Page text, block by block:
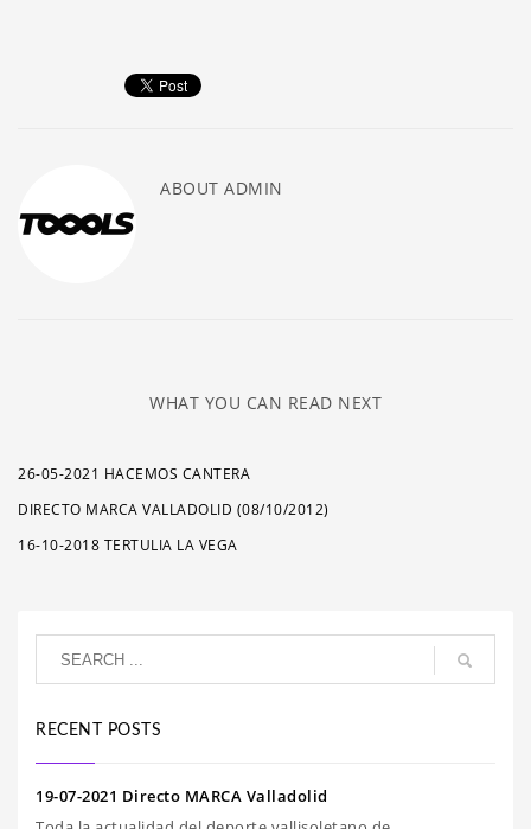
ABOUT ADMIN
WHAT YOU CAN READ NEXT
26-05-2021 HACEMOS CANTERA
DIRECTO MARCA VALLADOLID (08/10/2012)
16-10-2018 TERTULIA LA VEGA
RECENT POSTS
19-07-2021 Directo MARCA Valladolid